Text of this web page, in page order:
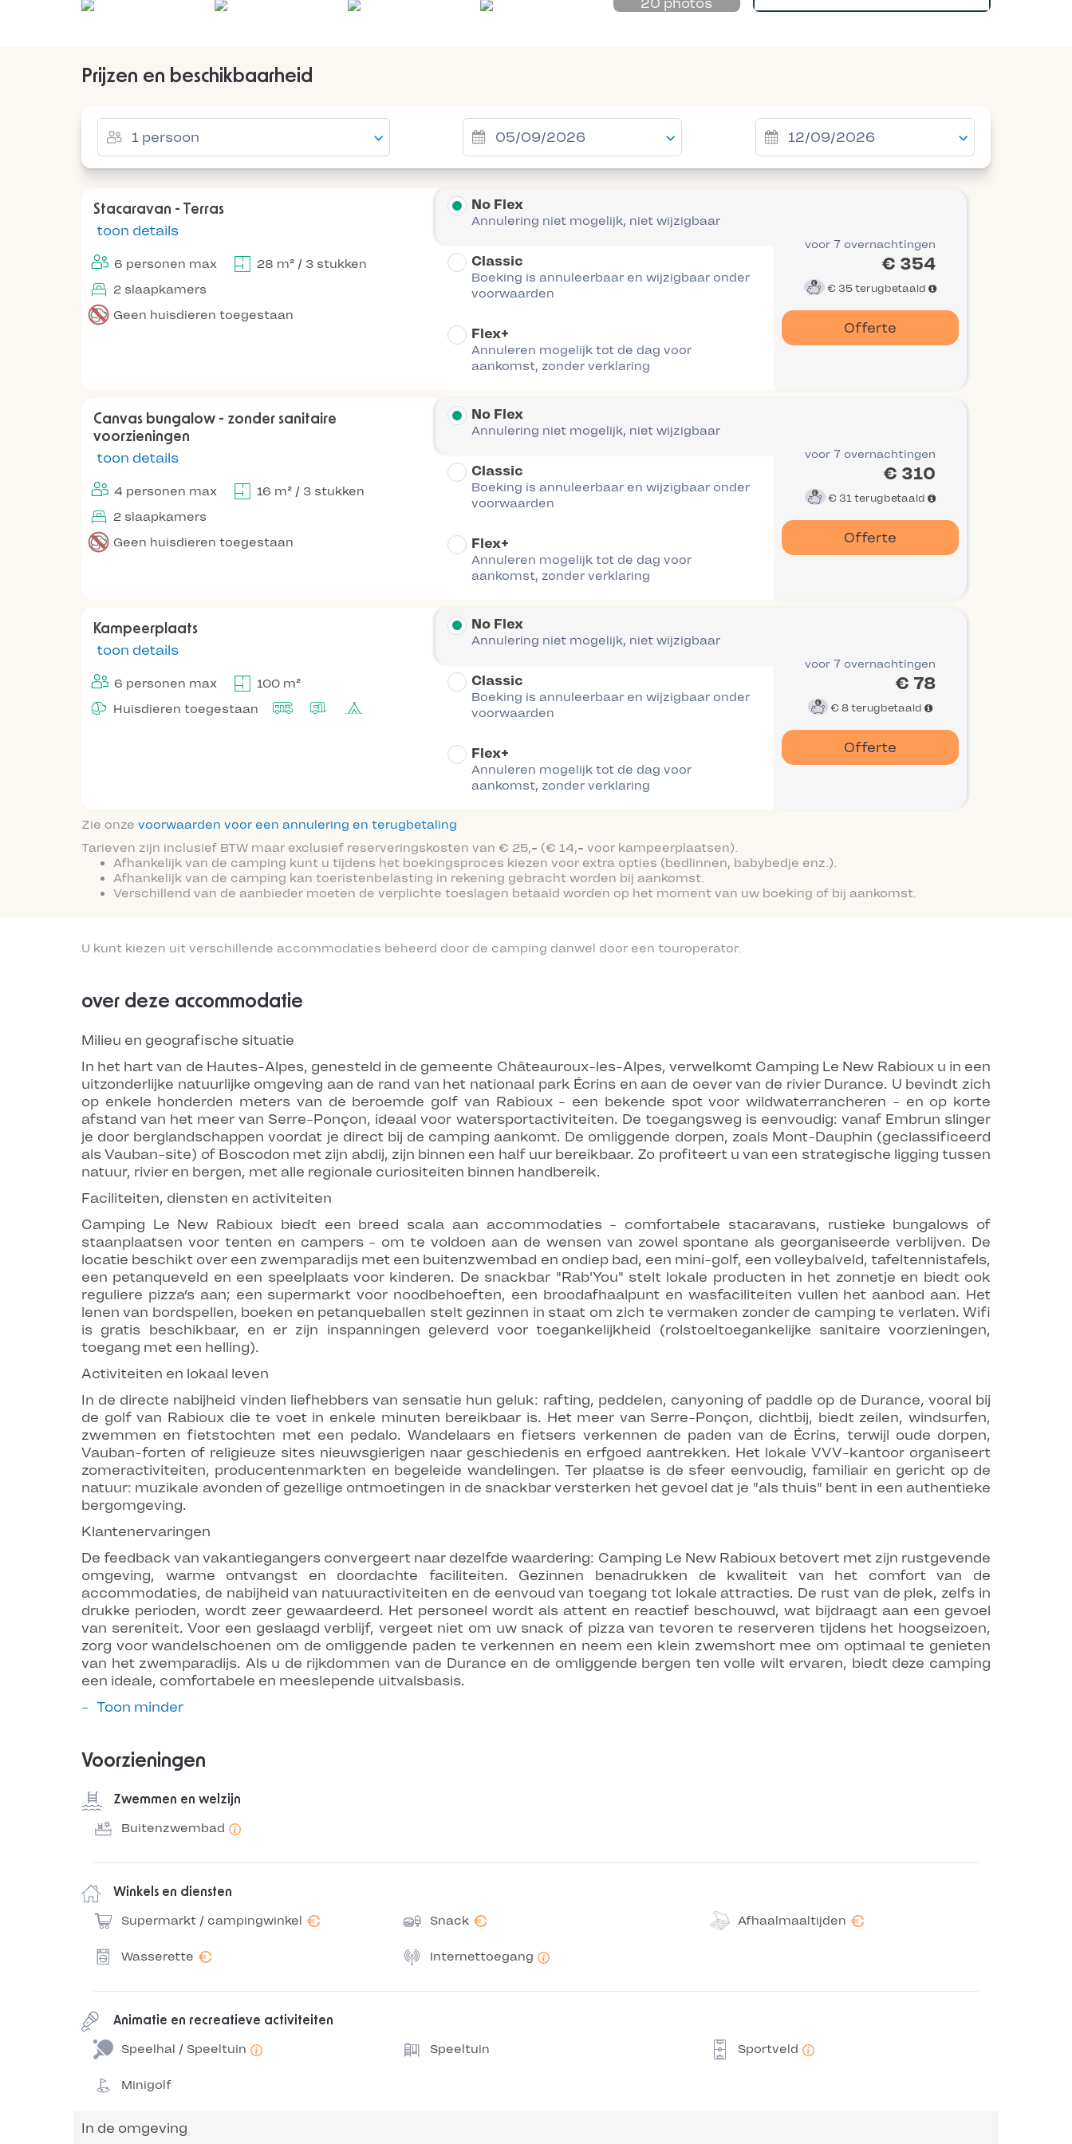
20 photos
Prijzen en beschikbaarheid
Stacaravan - Terras
toon details
6 personen max
28 m² / 3 stukken
2 slaapkamers
Geen huisdieren toegestaan
No Flex
Annulering niet mogelijk, niet wijzigbaar
Classic
Boeking is annuleerbaar en wijzigbaar onder
voorwaarden
Flex+
Annuleren mogelijk tot de dag voor
aankomst, zonder verklaring
voor 7 overnachtingen
€ 354
€ 35 terugbetaald
Offerte
Canvas bungalow - zonder sanitaire
voorzieningen
toon details
4 personen max
16 m² / 3 stukken
2 slaapkamers
Geen huisdieren toegestaan
No Flex
Annulering niet mogelijk, niet wijzigbaar
Classic
Boeking is annuleerbaar en wijzigbaar onder
voorwaarden
Flex+
Annuleren mogelijk tot de dag voor
aankomst, zonder verklaring
voor 7 overnachtingen
€ 310
€ 31terugbetaald
Offerte
Kampeerplaats
toon details
6 personen max
100 m²
Huisdieren toegestaan
No Flex
Annulering niet mogelijk, niet wijzigbaar
Classic
Boeking is annuleerbaar en wijzigbaar onder
voorwaarden
Flex+
Annuleren mogelijk tot de dag voor
aankomst, zonder verklaring
voor 7 overnachtingen
€ 78
€ 8 terugbetaald
Offerte
Zie onze voorwaarden voor een annulering en terugbetaling
Tarieven zijn inclusief BTW maar exclusief reserveringskosten van € 25,- (€ 14,- voor kampeerplaatsen).
Afhankelijk van de camping kunt u tijdens het boekingsproces kiezen voor extra opties (bedlinnen, babybedje enz.).
Afhankelijk van de camping kan toeristenbelasting in rekening gebracht worden bij aankomst.
Verschillend van de aanbieder moeten de verplichte toeslagen betaald worden op het moment van uw boeking of bij aankomst.
U kunt kiezen uit verschillende accommodaties beheerd door de camping danwel door een touroperator.
over deze accommodatie
Milieu en geografische situatie
In het hart van de Hautes-Alpes, genesteld in de gemeente Châteauroux-les-Alpes, verwelkomt Camping Le New Rabioux u in een
uitzonderlijke natuurlijke omgeving aan de rand van het nationaal park Écrins en aan de oever van de rivier Durance. U bevindt zich
op enkele honderden meters van de beroemde golf van Rabioux - een bekende spot voor wildwaterrancheren - en op korte
afstand van het meer van Serre-Ponçon, ideaal voor watersportactiviteiten. De toegangsweg is eenvoudig: vanaf Embrun slinger
je door berglandschappen voordat je direct bij de camping aankomt. De omliggende dorpen, zoals Mont-Dauphin (geclassificeerd
als Vauban-site) of Boscodon met zijn abdij, zijn binnen een half uur bereikbaar. Zo profiteert u van een strategische ligging tussen
natuur, rivier en bergen, met alle regionale curiositeiten binnen handbereik.
Faciliteiten, diensten en activiteiten
Camping Le New Rabioux biedt een breed scala aan accommodaties - comfortabele stacaravans, rustieke bungalows of
staanplaatsen voor tenten en campers - om te voldoen aan de wensen van zowel spontane als georganiseerde verblijven. De
locatie beschikt over een zwemparadijs met een buitenzwembad en ondiep bad, een mini-golf, een volleybalveld, tafeltennistafels,
een petanqueveld en een speelplaats voor kinderen. De snackbar "Rab'You" stelt lokale producten in het zonnetje en biedt ook
reguliere pizza’s aan; een supermarkt voor noodbehoeften, een broodafhaalpunt en wasfaciliteiten vullen het aanbod aan. Het
lenen van bordspellen, boeken en petanqueballen stelt gezinnen in staat om zich te vermaken zonder de camping te verlaten. Wifi
is gratis beschikbaar, en er zijn inspanningen geleverd voor toegankelijkheid (rolstoeltoegankelijke sanitaire voorzieningen,
toegang met een helling).
Activiteiten en lokaal leven
In de directe nabijheid vinden liefhebbers van sensatie hun geluk: rafting, peddelen, canyoning of paddle op de Durance, vooral bij
de golf van Rabioux die te voet in enkele minuten bereikbaar is. Het meer van Serre-Ponçon, dichtbij, biedt zeilen, windsurfen,
zwemmen en fietstochten met een pedalo. Wandelaars en fietsers verkennen de paden van de Écrins, terwijl oude dorpen,
Vauban-forten of religieuze sites nieuwsgierigen naar geschiedenis en erfgoed aantrekken. Het lokale VVV-kantoor organiseert
zomeractiviteiten, producentenmarkten en begeleide wandelingen. Ter plaatse is de sfeer eenvoudig, familiair en gericht op de
natuur: muzikale avonden of gezellige ontmoetingen in de snackbar versterken het gevoel dat je "als thuis" bent in een authentieke
bergomgeving.
Klantenervaringen
De feedback van vakantiegangers convergeert naar dezelfde waardering: Camping Le New Rabioux betovert met zijn rustgevende
omgeving, warme ontvangst en doordachte faciliteiten. Gezinnen benadrukken de kwaliteit van het comfort van de
accommodaties, de nabijheid van natuuractiviteiten en de eenvoud van toegang tot lokale attracties. De rust van de plek, zelfs in
drukke perioden, wordt zeer gewaardeerd. Het personeel wordt als attent en reactief beschouwd, wat bijdraagt aan een gevoel
van sereniteit. Voor een geslaagd verblijf, vergeet niet om uw snack of pizza van tevoren te reserveren tijdens het hoogseizoen,
zorg voor wandelschoenen om de omliggende paden te verkennen en neem een klein zwemshort mee om optimaal te genieten
van het zwemparadijs. Als u de rijkdommen van de Durance en de omliggende bergen ten volle wilt ervaren, biedt deze camping
een ideale, comfortabele en meeslepende uitvalsbasis.
Toon minder
Voorzieningen
Zwemmen en welzijn
Buitenzwembad
Winkels en diensten
Supermarkt / campingwinkel € Snack € Afhaalmaaltijden €
Wasserette € Internettoegang
Animatie en recreatieve activiteiten
Speelhal / Speeltuin Speeltuin Sportveld
Minigolf
In de omgeving